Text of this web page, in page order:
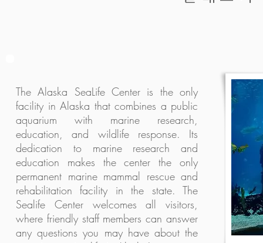
The Alaska SeaLife Center is the only
facility in Alaska that combines a public
aquarium with marine research,
education, and wildlife response. Its
dedication to marine research and
education makes the center the only
permanent marine mammal rescue and
rehabilitation facility in the state. The
Sealife Center welcomes all visitors,
where friendly staff members can answer
any questions you may have about the